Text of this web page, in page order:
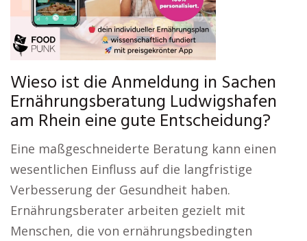
Wieso ist die Anmeldung in Sachen
Ernährungsberatung Ludwigshafen
am Rhein eine gute Entscheidung?
Eine maßgeschneiderte Beratung kann einen
wesentlichen Einfluss auf die langfristige
Verbesserung der Gesundheit haben.
Ernährungsberater arbeiten gezielt mit
Menschen, die von ernährungsbedingten